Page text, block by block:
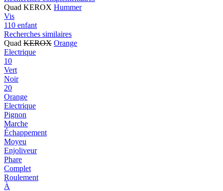
Quad KEROX Hummer
Vis
110 enfant
Recherches similaires
Quad KEROX Orange
Electrique
10
Vert
Noir
20
Orange
Electrique
Pignon
Marche
Échappement
Moyeu
Enjoliveur
Phare
Complet
Roulement
À